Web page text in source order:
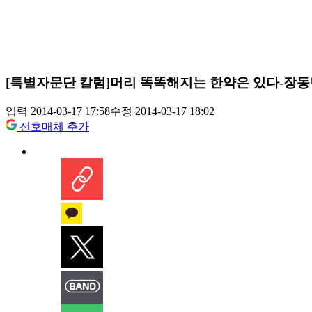
[특별자문단 칼럼]머리 똑똑해지는 한약은 있다-장
입력 2014-03-17 17:58수정 2014-03-17 18:02
선호매체 추가